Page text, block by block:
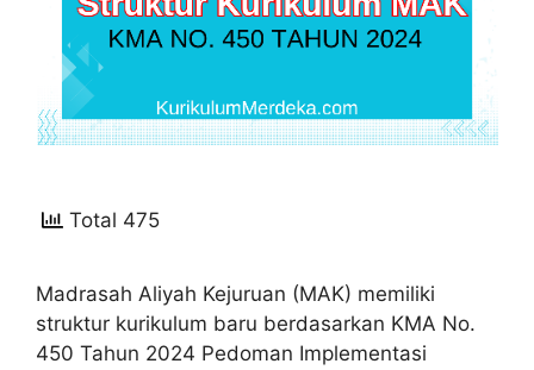
Total 475
Madrasah Aliyah Kejuruan (MAK) memiliki
struktur kurikulum baru berdasarkan KMA No.
450 Tahun 2024 Pedoman Implementasi